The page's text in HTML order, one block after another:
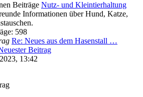
Nutz- und Kleintierhaltung
Informationen über Hund, Katze,
: 598
Re: Neues aus dem Hasenstall …
Beitrag
13:42